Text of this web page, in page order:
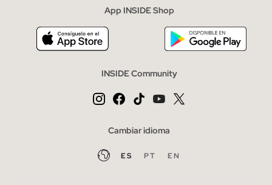
App INSIDE Shop
INSIDE Community
Cambiar idioma
ES PT EN